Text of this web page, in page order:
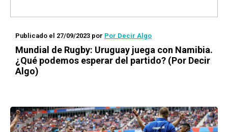
Publicado el 27/09/2023 por Por Decir Algo
Mundial de Rugby: Uruguay juega con Namibia.
¿Qué podemos esperar del partido? (Por Decir
Algo)